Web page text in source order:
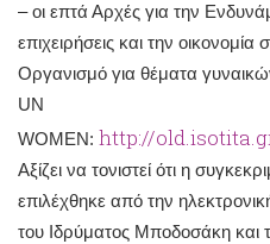
– οι επτά Αρχές για την
επιχειρήσεις και την
Οργανισμό για θέματα
UN
WOMEN: http://
Αξίζει να τονιστεί ότι η
επιλέχθηκε από την
του Ιδρύματος Μποδοσάκη